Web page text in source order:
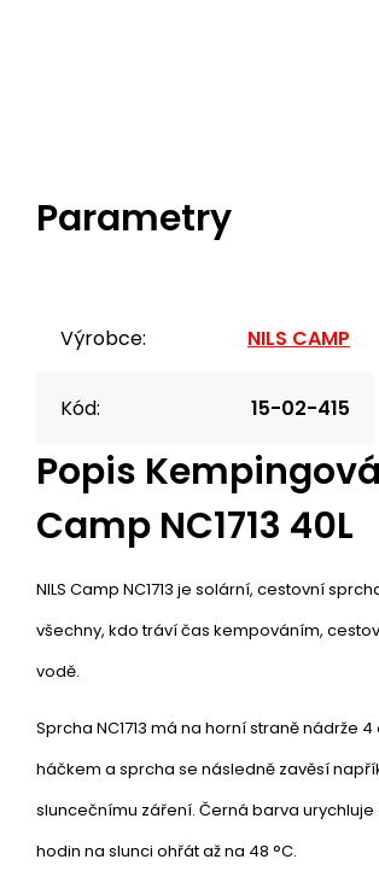
Parametry
Výrobce: NILS CAMP
Kód: 15-02-415
Popis
Camp NC1713 40L
NILS Camp NC1713 je solární, cestovní
všechny, kdo tráví čas kempováním,
vodě.
Sprcha NC1713 má na horní straně nádrže
háčkem a sprcha se následně zavěsí
sluncečnímu záření. Černá barva
hodin na slunci ohřát až na 48 °C.